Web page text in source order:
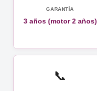
GARANTÍA
3 años (motor 2 años)
📞